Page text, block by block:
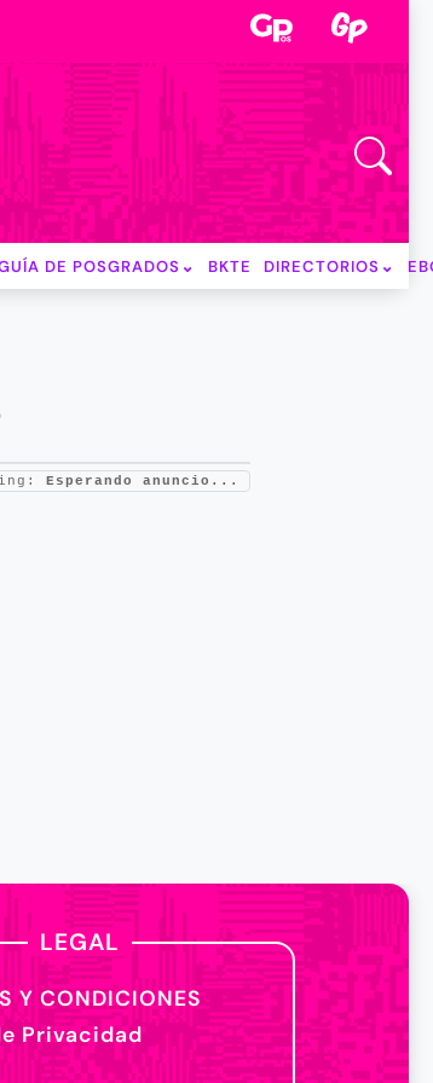
DE POSGRADOS BKTE DIRECTORIOS
Esperando anuncio...
LEGAL
Y CONDICIONES
Privacidad